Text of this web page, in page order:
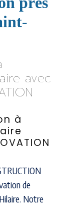
avec
à
de
Notre